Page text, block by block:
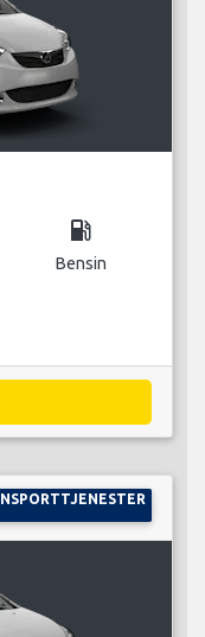
local_gas_station
Bensin